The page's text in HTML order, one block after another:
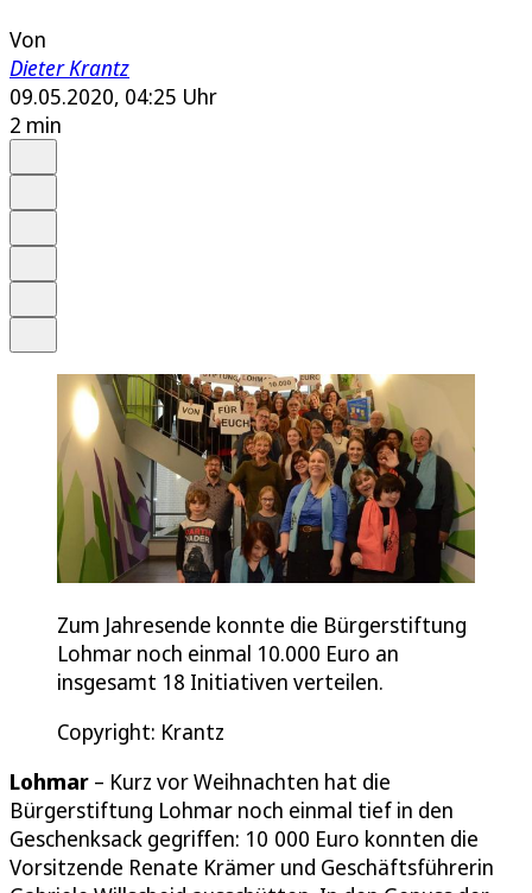
Von
Dieter Krantz
09.05.2020, 04:25 Uhr
2 min
Zum Jahresende konnte die Bürgerstiftung
Lohmar noch einmal 10.000 Euro an
insgesamt 18 Initiativen verteilen.
Copyright: Krantz
Lohmar – Kurz vor Weihnachten hat die
Bürgerstiftung Lohmar noch einmal tief in den
Geschenksack gegriffen: 10 000 Euro konnten die
Vorsitzende Renate Krämer und Geschäftsführerin